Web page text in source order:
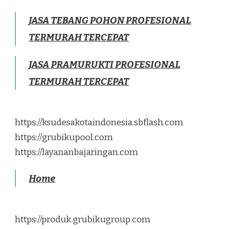
JASA TEBANG POHON PROFESIONAL
TERMURAH TERCEPAT
JASA PRAMURUKTI PROFESIONAL
TERMURAH TERCEPAT
https://ksudesakotaindonesia.sbflash.com
https://grubikupool.com
https://layananbajaringan.com
Home
https://produk.grubikugroup.com